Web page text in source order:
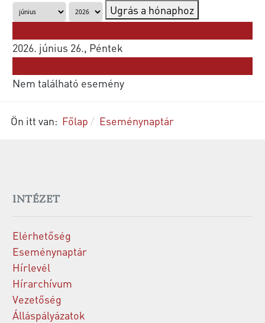
Ugrás a hónaphoz
2026. június 26., Péntek
Nem található esemény
Ön itt van: Főlap Eseménynaptár
INTÉZET
Elérhetőség
Eseménynaptár
Hírlevél
Hírarchívum
Vezetőség
Álláspályázatok